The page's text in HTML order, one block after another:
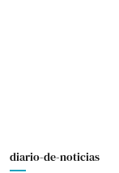
diario-de-noticias